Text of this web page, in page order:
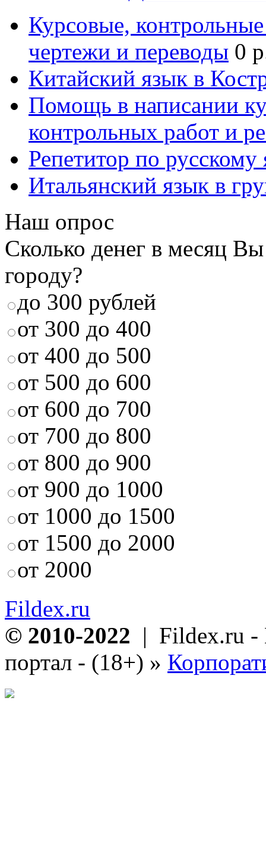
Курсовые,
чертежи и переводы 0
Китайский язык в
Помощь в написании
контрольных работ и
Репетитор по русскому
Итальянский язык в
Наш опрос
Сколько денег в месяц
городу?
до 300 рублей
от 300 до 400
от 400 до 500
от 500 до 600
от 600 до 700
от 700 до 800
от 800 до 900
от 900 до 1000
от 1000 до 1500
от 1500 до 2000
от 2000
Fildex.ru
© 2010-2022 | Fildex.ru -
портал - (18+) »